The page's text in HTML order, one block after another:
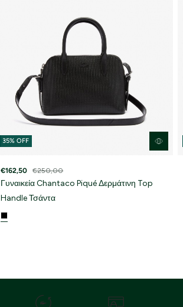
35% OFF
€162,50 €250,00
Γυναικεία Chantaco Piqué Δερμάτινη Top
Handle Τσάντα